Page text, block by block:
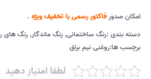
امکان صدورفاکتور رسمی با تخفیف ویژه .
دسته بندی :رنگ ساختمانی,رنگ ماندگار,رنگ های
برچسب ها:روغنی نیم براق
لطفا امتیاز دهید